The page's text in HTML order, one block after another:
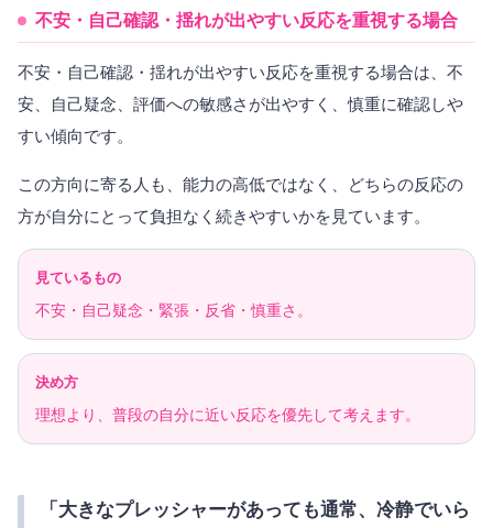
不安・自己確認・揺れが出やすい反応を重視する場合
不安・自己確認・揺れが出やすい反応を重視する場合は、不
安、自己疑念、評価への敏感さが出やすく、慎重に確認しや
すい傾向です。
この方向に寄る人も、能力の高低ではなく、どちらの反応の
方が自分にとって負担なく続きやすいかを見ています。
見ているもの
不安・自己疑念・緊張・反省・慎重さ。
決め方
理想より、普段の自分に近い反応を優先して考えます。
「大きなプレッシャーがあっても通常、冷静でいら